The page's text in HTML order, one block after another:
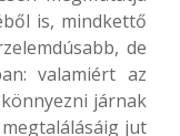
is, mindkettő
de
valamiért az
járnak
jut